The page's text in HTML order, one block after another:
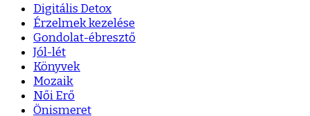
Digitális Detox
Érzelmek kezelése
Gondolat-ébresztő
Jól-lét
Könyvek
Mozaik
Női Erő
Önismeret